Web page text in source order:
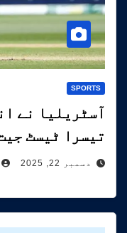
SPORTS
آسٹریلیا نے
تیسرا ٹیسٹ
دسمبر 22, 2025